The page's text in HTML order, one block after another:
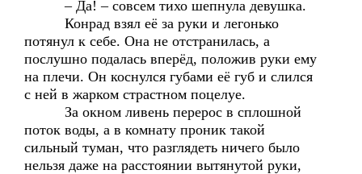
– Да! – совсем тихо шепнула девушка.
Конрад взял её за руки и легонько
потянул к себе. Она не отстранилась, а
послушно подалась вперёд, положив руки ему
на плечи. Он коснулся губами её губ и слился
с ней в жарком страстном поцелуе.
За окном ливень перерос в сплошной
поток воды, а в комнату проник такой
сильный туман, что разглядеть ничего было
нельзя даже на расстоянии вытянутой руки,